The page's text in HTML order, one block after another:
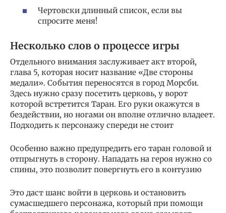
Чертовски длинный список, если вы
спросите меня!
Несколько слов о процессе игры
Отдельного внимания заслуживает акт второй,
глава 5, которая носит название «Две стороны
медали». События переносятся в город Морсби.
Здесь нужно сразу посетить церковь, у ворот
которой встретится Таран. Его руки окажутся в
бездействии, но ногами он вполне отлично владеет.
Подходить к персонажу спереди не стоит
Особенно важно предупредить его таран головой и
отпрыгнуть в сторону. Нападать на героя нужно со
спины, это позволит повергнуть его в контузию
Это даст шанс войти в церковь и остановить
сумасшедшего персонажа, который при помощи